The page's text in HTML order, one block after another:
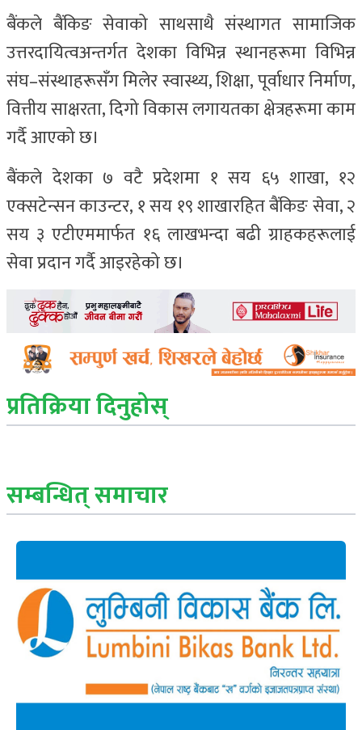
बैंकले बैंकिङ सेवाको साथसाथै संस्थागत सामाजिक
उत्तरदायित्वअन्तर्गत देशका विभिन्न स्थानहरूमा विभिन्न
संघ–संस्थाहरूसँग मिलेर स्वास्थ्य, शिक्षा, पूर्वाधार निर्माण,
वित्तीय साक्षरता, दिगो विकास लगायतका क्षेत्रहरूमा काम
गर्दै आएको छ।
बैंकले देशका ७ वटै प्रदेशमा १ सय ६५ शाखा, १२
एक्सटेन्सन काउन्टर, १ सय १९ शाखारहित बैंकिङ सेवा, २
सय ३ एटीएममार्फत १६ लाखभन्दा बढी ग्राहकहरूलाई
सेवा प्रदान गर्दै आइरहेको छ।
प्रतिक्रिया दिनुहोस्
सम्बन्धित् समाचार